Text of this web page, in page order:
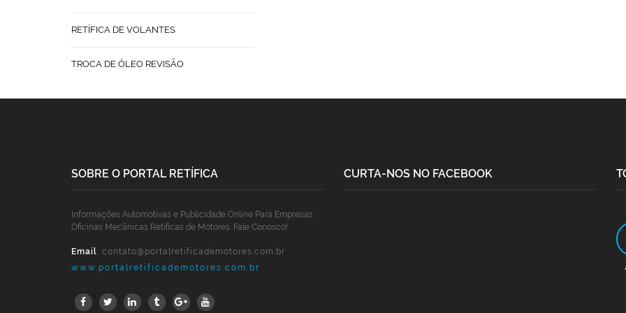
RETÍFICA DE VOLANTES
TROCA DE ÓLEO REVISÃO
SOBRE O PORTAL RETÍFICA
Informações Automotivas e Publicidade Online Para Empresas
Oficinas Mecânicas Retíficas de Motores. Fale Conosco!
Email: contato@portalretificademotores.com.br
www.portalretificademotores.com.br
CURTA-NOS NO FACEBOOK